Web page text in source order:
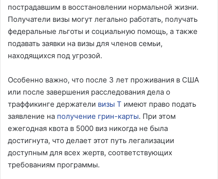
пострадавшим в восстановлении нормальной жизни.
Получатели визы могут легально работать, получать
федеральные льготы и социальную помощь, а также
подавать заявки на визы для членов семьи,
находящихся под угрозой.
Особенно важно, что после 3 лет проживания в США
или после завершения расследования дела о
траффикинге держатели визы T имеют право подать
заявление на получение грин-карты. При этом
ежегодная квота в 5000 виз никогда не была
достигнута, что делает этот путь легализации
доступным для всех жертв, соответствующих
требованиям программы.